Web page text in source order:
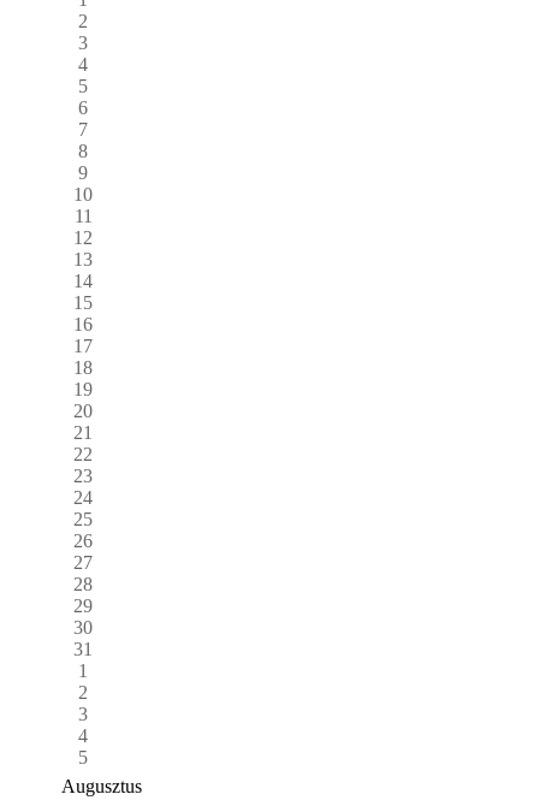
2
3
4
5
6
7
8
9
10
11
12
13
14
15
16
17
18
19
20
21
22
23
24
25
26
27
28
29
30
31
1
2
3
4
5
Augusztus